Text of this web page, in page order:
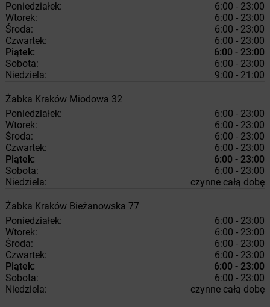
Poniedziałek:
6:00 - 23:00
Wtorek:
6:00 - 23:00
Środa:
6:00 - 23:00
Czwartek:
6:00 - 23:00
Piątek:
6:00 - 23:00
Sobota:
6:00 - 23:00
Niedziela:
9:00 - 21:00
Żabka Kraków Miodowa 32
Poniedziałek:
6:00 - 23:00
Wtorek:
6:00 - 23:00
Środa:
6:00 - 23:00
Czwartek:
6:00 - 23:00
Piątek:
6:00 - 23:00
Sobota:
6:00 - 23:00
Niedziela:
czynne całą dobę
Żabka Kraków Bieżanowska 77
Poniedziałek:
6:00 - 23:00
Wtorek:
6:00 - 23:00
Środa:
6:00 - 23:00
Czwartek:
6:00 - 23:00
Piątek:
6:00 - 23:00
Sobota:
6:00 - 23:00
Niedziela:
czynne całą dobę